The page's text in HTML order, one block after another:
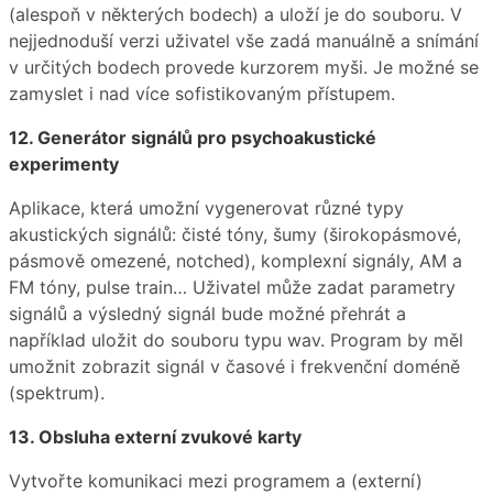
(alespoň v některých bodech) a uloží je do souboru. V
nejjednoduší verzi uživatel vše zadá manuálně a snímání
v určitých bodech provede kurzorem myši. Je možné se
zamyslet i nad více sofistikovaným přístupem.
12. Generátor signálů pro psychoakustické
experimenty
Aplikace, která umožní vygenerovat různé typy
akustických signálů: čisté tóny, šumy (širokopásmové,
pásmově omezené, notched), komplexní signály, AM a
FM tóny, pulse train… Uživatel může zadat parametry
signálů a výsledný signál bude možné přehrát a
například uložit do souboru typu wav. Program by měl
umožnit zobrazit signál v časové i frekvenční doméně
(spektrum).
13. Obsluha externí zvukové karty
Vytvořte komunikaci mezi programem a (externí)